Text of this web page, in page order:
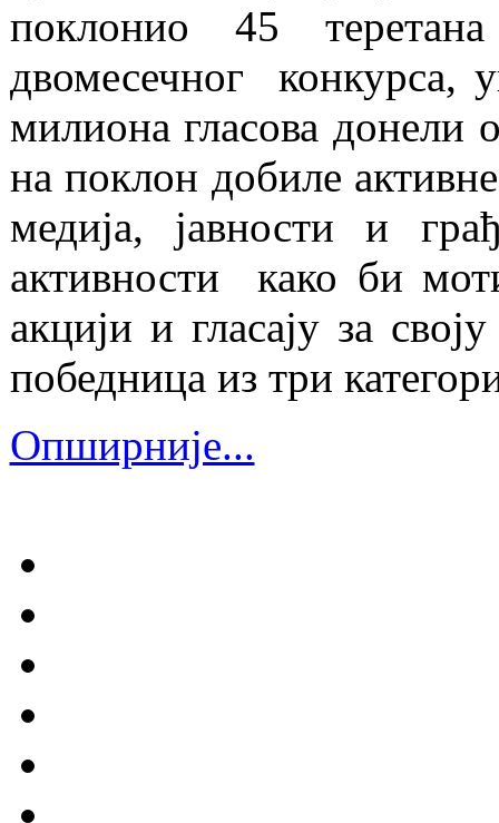
поклонио 45
двомесечног конкурса,
милиона гласова донели
на поклон добиле
медија, јавности и
активности како би
акцији и гласају за
победница из три
Опширније...